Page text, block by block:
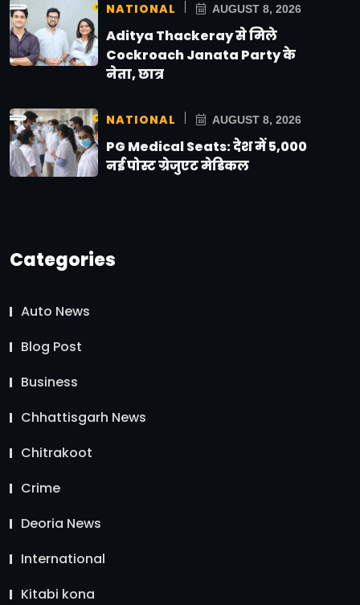
NATIONAL AUGUST 8, 2026
Aditya Thackeray से मिले
Cockroach Janata Party के
नेता, छात्र
NATIONAL AUGUST 8, 2026
PG Medical Seats: देश में 5,000
नई पोस्ट ग्रेजुएट मेडिकल
Categories
Auto News
Blog Post
Business
Chhattisgarh News
Chitrakoot
Crime
Deoria News
International
Kitabi kona